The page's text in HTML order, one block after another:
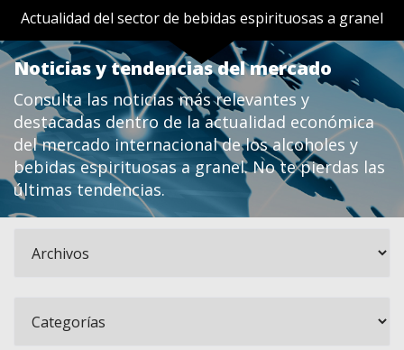
Actualidad del sector de bebidas espirituosas a granel
Noticias y tendencias del mercado
Consulta las noticias más relevantes y
destacadas dentro de la actualidad económica
del mercado internacional de los alcoholes y
bebidas espirituosas a granel. No te pierdas las
últimas tendencias.